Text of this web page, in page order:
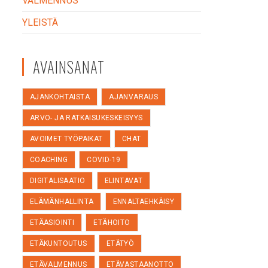
YLEISTÄ
AVAINSANAT
AJANKOHTAISTA AJANVARAUS
ARVO- JA RATKAISUKESKEISYYS
AVOIMET TYÖPAIKAT CHAT
COACHING COVID-19
DIGITALISAATIO ELINTAVAT
ELÄMÄNHALLINTA ENNALTAEHKÄISY
ETÄASIOINTI ETÄHOITO
ETÄKUNTOUTUS ETÄTYÖ
ETÄVALMENNUS ETÄVASTAANOTTO